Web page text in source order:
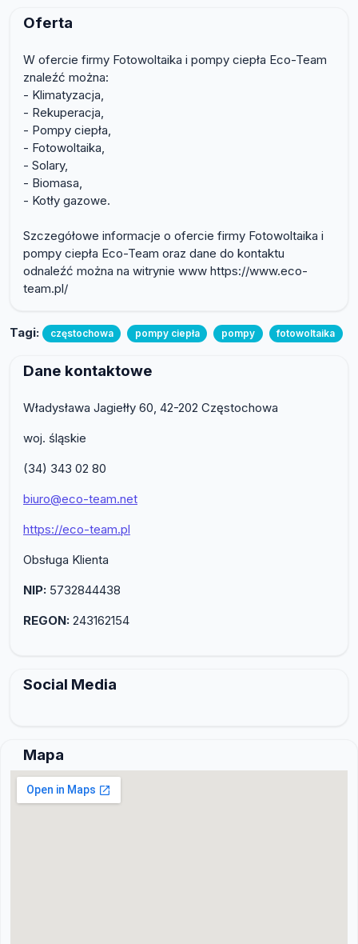
Oferta
W ofercie firmy Fotowoltaika i pompy ciepła Eco-Team
znaleźć można:
- Klimatyzacja,
- Rekuperacja,
- Pompy ciepła,
- Fotowoltaika,
- Solary,
- Biomasa,
- Kotły gazowe.
Szczegółowe informacje o ofercie firmy Fotowoltaika i
pompy ciepła Eco-Team oraz dane do kontaktu
odnaleźć można na witrynie www https://www.eco-
team.pl/
Tagi: częstochowa pompy ciepła pompy fotowoltaika
Dane kontaktowe
Władysława Jagiełły 60, 42-202 Częstochowa
woj. śląskie
(34) 343 02 80
biuro@eco-team.net
https://eco-team.pl
Obsługa Klienta
NIP: 5732844438
REGON: 243162154
Social Media
Mapa